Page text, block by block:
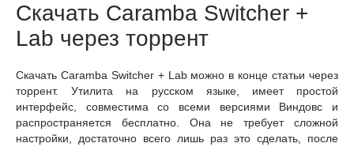
Скачать Caramba Switcher +
Lab через торрент
Скачать Caramba Switcher + Lab можно в конце статьи через
торрент. Утилита на русском языке, имеет простой
интерфейс, совместима со всеми версиями Виндовс и
распространяется бесплатно. Она не требует сложной
настройки, достаточно всего лишь раз это сделать, после